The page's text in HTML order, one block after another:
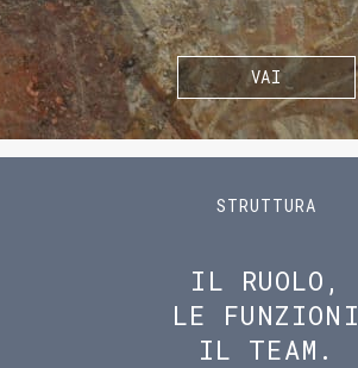
VAI
STRUTTURA
IL RUOLO,
LE FUNZIONI
IL TEAM.